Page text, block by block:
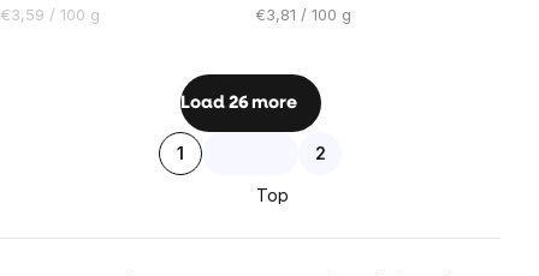
Cena
€3,59 / 100 g
Cena
€3,81 / 100 g
Listing
controls
Load 26 more
Pagination
1 2
Top